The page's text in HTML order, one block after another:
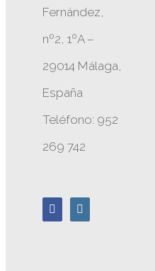
Fernández,
nº2, 1ºA –
29014 Málaga,
España
Teléfono: 952
269 742